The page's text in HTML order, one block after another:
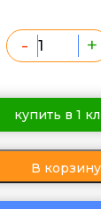
- +
купить в 1
В корзину